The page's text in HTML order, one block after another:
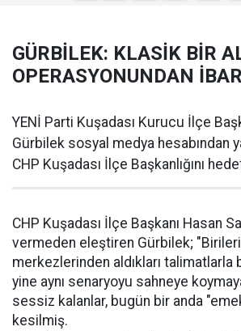
GÜRBİLEK: KLASİK BİR
OPERASYONUNDAN
YENİ Parti Kuşadası Kurucu İlçe
Gürbilek sosyal medya hesabından
CHP Kuşadası İlçe Başkanlığını
CHP Kuşadası İlçe Başkanı Hasan
vermeden eleştiren Gürbilek;
merkezlerinden aldıkları talimatlarla
yine aynı senaryoyu sahneye
sessiz kalanlar, bugün bir anda
kesilmiş.